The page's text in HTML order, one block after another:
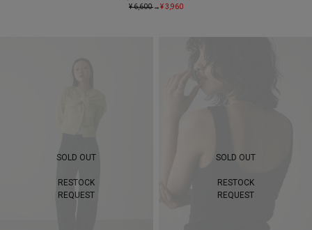
¥ 6,600→¥ 3,960
SOLD OUT
RESTOCK
REQUEST
SOLD OUT
RESTOCK
REQUEST